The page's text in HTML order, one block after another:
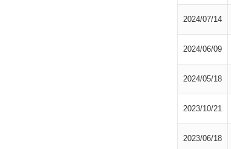
2024/07/14
2024/06/09
2024/05/18
2023/10/21
2023/06/18